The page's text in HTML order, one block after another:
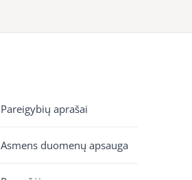
Pareigybių aprašai
Asmens duomenų apsauga